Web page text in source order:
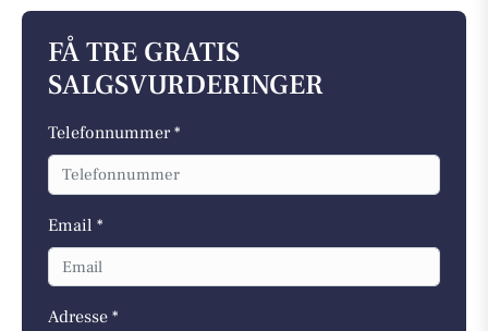
FÅ TRE GRATIS
SALGSVURDERINGER
Telefonnummer *
Email *
Adresse *